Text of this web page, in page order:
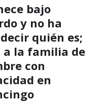
bajo
y no ha
quién es;
a la familia de
con
en